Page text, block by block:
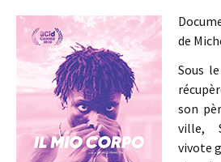
de
Sous
son
ville,
vivote